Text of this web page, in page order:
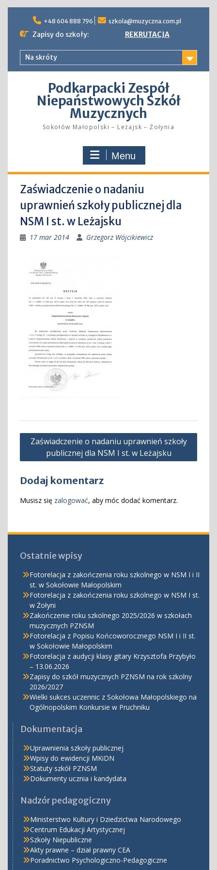
content
+48 604 888 796 szkola@muzyczna.com.pl
Zapisy do szkoły: REKRUTACJA
Na skróty
Podkarpacki Zespół
Niepaństwowych Szkół
Muzycznych
Sokołów Małopolski – Leżajsk – Żołynia
Menu
Zaświadczenie o nadaniu
uprawnień szkoły publicznej dla
NSM I st. w Leżajsku
17 mar 2014 Grzegorz Wójcikiewicz
Nawigacja
Zaświadczenie o nadaniu uprawnień szkoły
publicznej dla NSM I st. w Leżajsku
Dodaj komentarz
Musisz się zalogować, aby móc dodać komentarz.
Ostatnie wpisy
Fotorelacja z zakończenia roku szkolnego w NSM I i II
st. w Sokołowie Małopolskim
Fotorelacja z zakończenia roku szkolnego w NSM I st.
w Żołyni
Zakończenie roku szkolnego 2025/2026 w szkołach
muzycznych PZNSM
Fotorelacja z Popisu Końcoworocznego NSM I i II st.
w Sokołowie Małopolskim
Fotorelacja z audycji klasy gitary Krzysztofa Przybyło
– 13.06.2026
Zapisy do szkół muzycznych PZNSM na rok szkolny
2026/2027
Wielki sukces uczennic z Sokołowa Małopolskiego na
Ogólnopolskim Konkursie w Pruchniku
Dokumentacja
Uprawnienia szkoły publicznej
Wpisy do ewidencji MKiDN
Statuty szkół PZNSM
Dokumenty ucznia i kandydata
Nadzór pedagogiczny
Ministerstwo Kultury i Dziedzictwa Narodowego
Centrum Edukacji Artystycznej
Szkoły Niepubliczne
Akty prawne – dział prawny CEA
Poradnictwo Psychologiczno-Pedagogiczne